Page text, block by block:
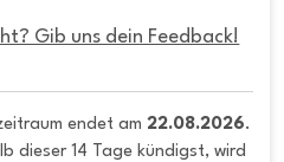
Gib uns dein Feedback!
endet am 22.08.2026.
dieser 14 Tage kündigst, wird